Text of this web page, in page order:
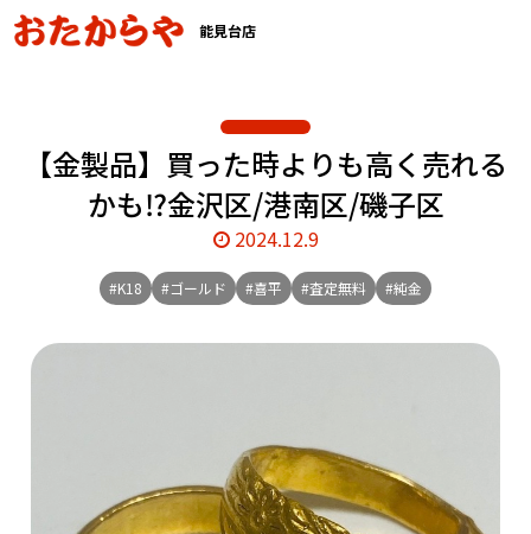
能見台店
【金製品】買った時よりも高く売れる
かも⁉️金沢区/港南区/磯子区
2024.12.9
#K18 #ゴールド #喜平 #査定無料 #純金